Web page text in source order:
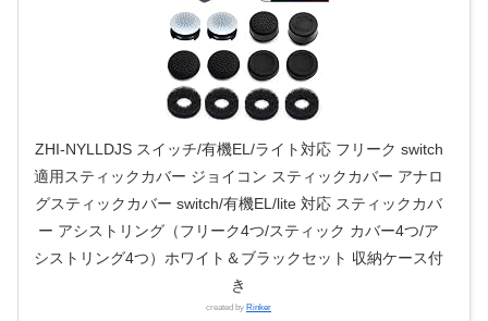
ZHI-NYLLDJS スイッチ/有機EL/ライト対応 フリーク switch
適用スティックカバー ジョイコン スティックカバー アナロ
グスティックカバー switch/有機EL/lite 対応 スティックカバ
ー アシストリング（フリーク4つ/スティック カバー4つ/ア
シストリング4つ）ホワイト＆ブラックセット 収納ケース付
き
created by Rinker